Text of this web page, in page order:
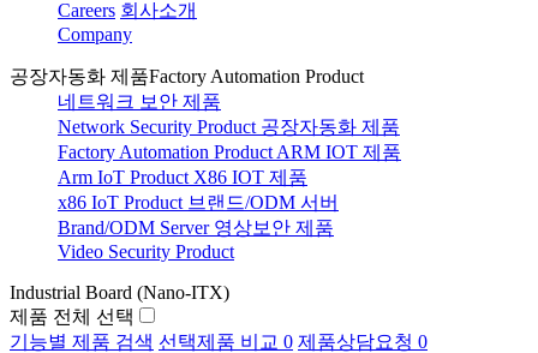
Careers 회사소개
Company
공장자동화 제품Factory Automation Product
네트워크 보안 제품
Network Security Product 공장자동화 제품
Factory Automation Product ARM IOT 제품
Arm IoT Product X86 IOT 제품
x86 IoT Product 브랜드/ODM 서버
Brand/ODM Server 영상보안 제품
Video Security Product
Industrial Board (Nano-ITX)
제품 전체 선택
기능별 제품 검색 선택제품 비교 0 제품상담요청 0